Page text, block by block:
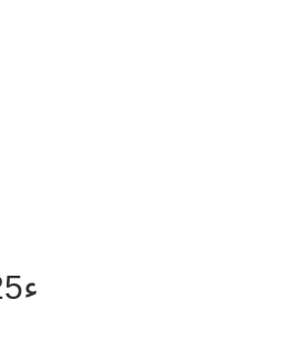
ء25 جنوری: قومی یومِ رائے دہندگان